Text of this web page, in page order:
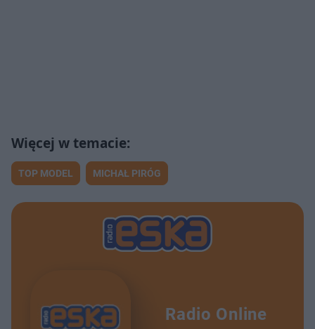
TOP MODEL MICHAŁ PIRÓG
Radio Online